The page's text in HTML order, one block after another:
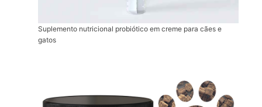
Suplemento nutricional probiótico em creme para cães e
gatos